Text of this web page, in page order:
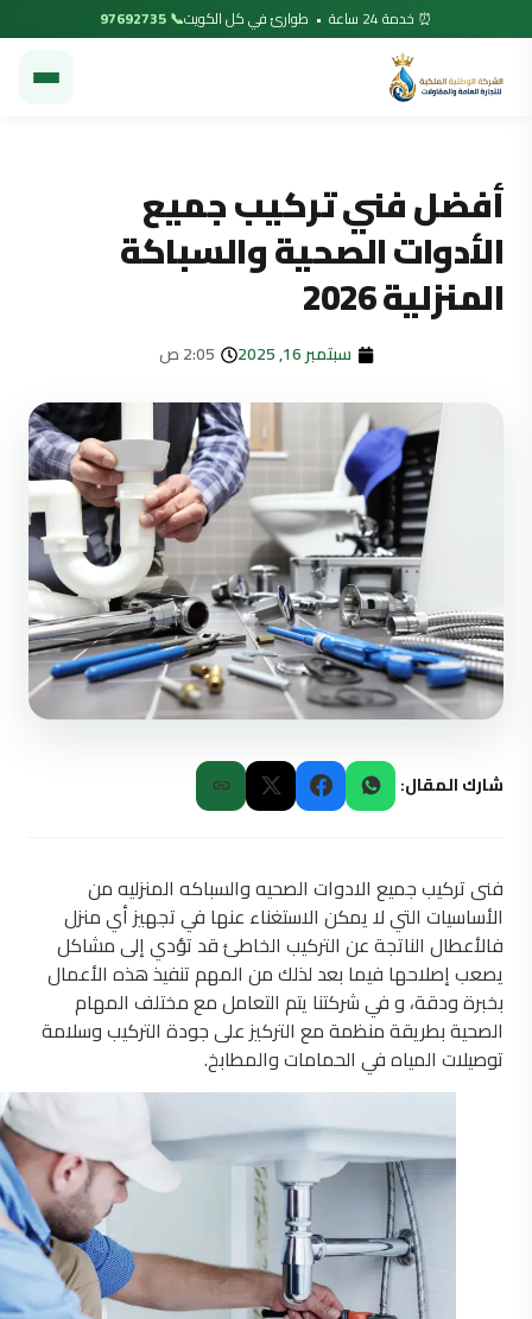
⏰ خدمة 24 ساعة • طوارئ في كل الكويت 📞 97692735
أفضل فني تركيب جميع
الأدوات الصحية والسباكة
المنزلية 2026
سبتمبر 16, 2025 2:05 ص
شارك المقال:
فنى تركيب جميع الادوات الصحيه والسباكه المنزليه من
الأساسيات التي لا يمكن الاستغناء عنها في تجهيز أي منزل
فالأعطال الناتجة عن التركيب الخاطئ قد تؤدي إلى مشاكل
يصعب إصلاحها فيما بعد لذلك من المهم تنفيذ هذه الأعمال
بخبرة ودقة، و في شركتنا يتم التعامل مع مختلف المهام
الصحية بطريقة منظمة مع التركيز على جودة التركيب وسلامة
توصيلات المياه في الحمامات والمطابخ.